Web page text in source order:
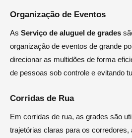
Organização de Eventos
As Serviço de aluguel de grades
organização de eventos de grande
direcionar as multidões de forma
de pessoas sob controle e evitando
Corridas de Rua
Em corridas de rua, as grades são
trajetórias claras para os corredores,